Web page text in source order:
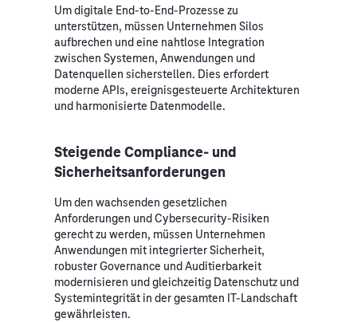
Um digitale End-to-End-Prozesse zu
unterstützen, müssen Unternehmen Silos
aufbrechen und eine nahtlose Integration
zwischen Systemen, Anwendungen und
Datenquellen sicherstellen. Dies erfordert
moderne APIs, ereignisgesteuerte Architekturen
und harmonisierte Datenmodelle.
Steigende Compliance- und
Sicherheitsanforderungen
Um den wachsenden gesetzlichen
Anforderungen und Cybersecurity-Risiken
gerecht zu werden, müssen Unternehmen
Anwendungen mit integrierter Sicherheit,
robuster Governance und Auditierbarkeit
modernisieren und gleichzeitig Datenschutz und
Systemintegrität in der gesamten IT-Landschaft
gewährleisten.